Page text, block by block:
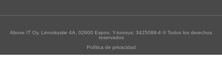
Above IT Oy, Linnoitustie 4A, 02600 Espoo, Y-tunnus: 3425088-4 © Todos los derechos
reservados
Política de privacidad